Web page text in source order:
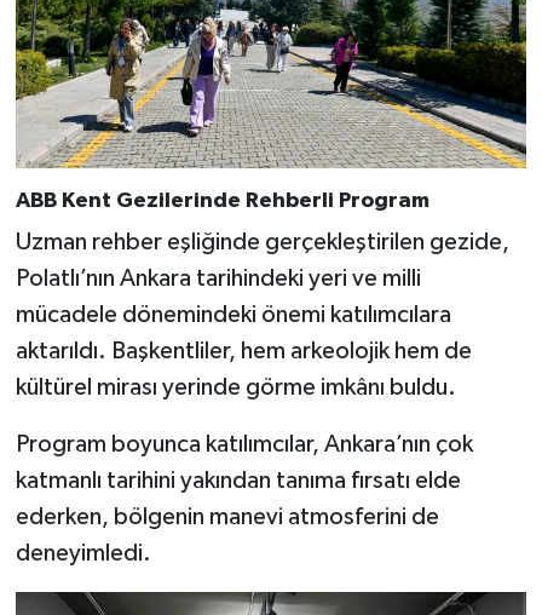
ABB Kent Gezilerinde Rehberli Program
Uzman rehber eşliğinde gerçekleştirilen gezide,
Polatlı’nın Ankara tarihindeki yeri ve milli
mücadele dönemindeki önemi katılımcılara
aktarıldı. Başkentliler, hem arkeolojik hem de
kültürel mirası yerinde görme imkânı buldu.
Program boyunca katılımcılar, Ankara’nın çok
katmanlı tarihini yakından tanıma fırsatı elde
ederken, bölgenin manevi atmosferini de
deneyimledi.